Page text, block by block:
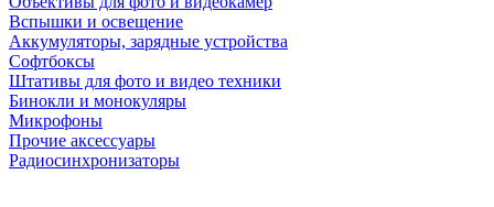
Вспышки и освещение
Аккумуляторы, зарядные устройства
Софтбоксы
Штативы для фото и видео техники
Бинокли и монокуляры
Микрофоны
Прочие аксессуары
Радиосинхронизаторы